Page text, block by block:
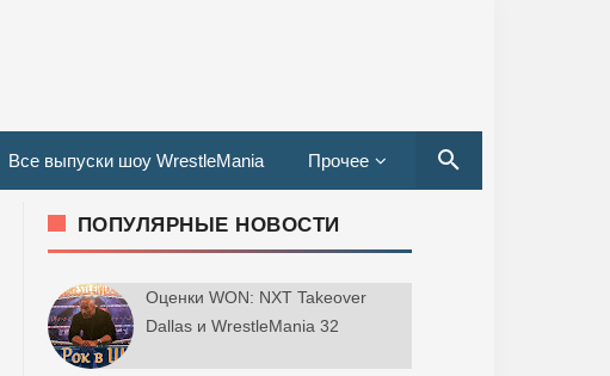
Все выпуски шоу WrestleMania Прочее
ПОПУЛЯРНЫЕ НОВОСТИ
Оценки WON: NXT Takeover
Dallas и WrestleMania 32